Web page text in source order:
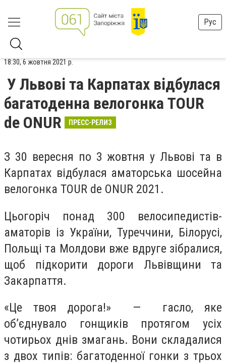
Рус
18:30, 6 жовтня 2021 р.
У Львові та Карпатах відбулася
багатоденна велогонка TOUR
de ONUR
ПРЕСС-РЕЛИЗ
З 30 вересня по 3 жовтня у Львові та в
Карпатах відбулася аматорська шосейна
велогонка TOUR de ONUR 2021.
Цьогоріч понад 300 велосипедистів-
аматорів із України, Туреччини, Білорусі,
Польщі та Молдови вже вдруге зібралися,
щоб підкорити дороги Львівщини та
Закарпаття.
«Це твоя дорога!» — гасло, яке
об’єднувало гонщиків протягом усіх
чотирьох днів змагань. Вони складалися
з двох типів: багатоденної гонки з трьох